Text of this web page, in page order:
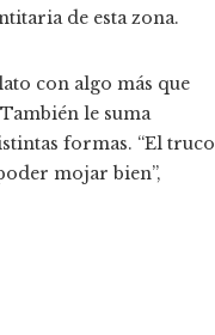
de esta zona.
con algo más que
le suma
formas. “El truco
mojar bien”,